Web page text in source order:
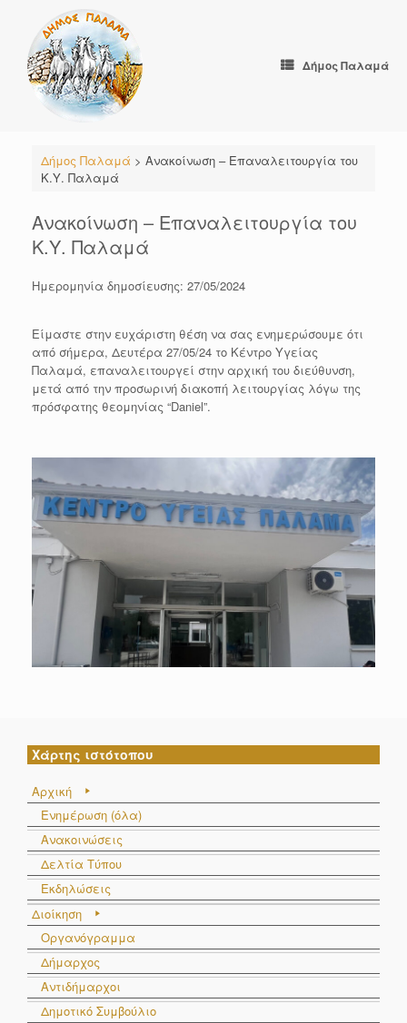
content
Δήμος Παλαμά
Δήμος Παλαμά > Ανακοίνωση – Επαναλειτουργία του
Κ.Υ. Παλαμά
Ανακοίνωση – Επαναλειτουργία του
Κ.Υ. Παλαμά
Ημερομηνία δημοσίευσης: 27/05/2024
Είμαστε στην ευχάριστη θέση να σας ενημερώσουμε ότι
από σήμερα, Δευτέρα 27/05/24 το Κέντρο Υγείας
Παλαμά, επαναλειτουργεί στην αρχική του διεύθυνση,
μετά από την προσωρινή διακοπή λειτουργίας λόγω της
πρόσφατης θεομηνίας “Daniel”.
Χάρτης ιστότοπου
Αρχική
Ενημέρωση (όλα)
Ανακοινώσεις
Δελτία Τύπου
Εκδηλώσεις
Διοίκηση
Οργανόγραμμα
Δήμαρχος
Αντιδήμαρχοι
Δημοτικό Συμβούλιο